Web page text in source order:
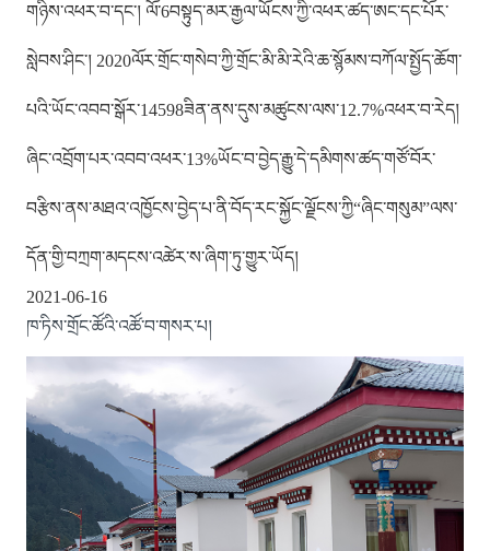
གཉིས་འཕར་བ་དང་། ལོ་6བསྟུད་མར་རྒྱལ་ཡོངས་ཀྱི་འཕར་ཚད་ཨང་དང་པོར་
སླེབས་ཤིང་། 2020ལོར་གྲོང་གསེབ་ཀྱི་གྲོང་མི་མི་རེའི་ཆ་སྙོམས་བཀོལ་སྤྱོད་ཆོག་
པའི་ཡོང་འབབ་སྒོར་14598ཟིན་ནས་དུས་མཚུངས་ལས་12.7%འཕར་བ་རེད།
ཞིང་འབྲོག་པར་འབབ་འཕར་13%ཡོང་བ་བྱེད་རྒྱུ་དེ་དམིགས་ཚད་གཙོ་བོར་
བརྩིས་ནས་མཐའ་འཁྱོངས་བྱེད་པ་ནི་བོད་རང་སྐྱོང་ལྗོངས་ཀྱི“ཞིང་གསུམ”ལས་
དོན་གྱི་བཀྲག་མདངས་འཚེར་ས་ཞིག་ཏུ་གྱུར་ཡོད།
2021-06-16
ཁ་ཏིས་གྲོང་ཚོའི་འཚོ་བ་གསར་པ།